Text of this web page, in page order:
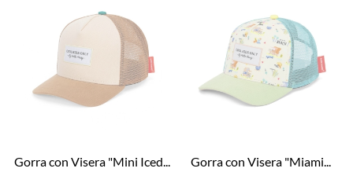
Gorra con Visera "Mini Iced... Gorra con Visera "Miami...